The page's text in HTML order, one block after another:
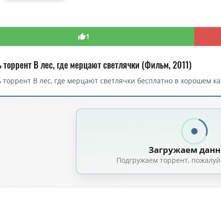
1
торрент В лес, где мерцают светлячки (Фильм, 2011)
торрент В лес, где мерцают светлячки бесплатно в хорошем
— В лес, где мерцают светлячки / Hotarubi no mori e (2011)
лес, где мерцают светлячки / Hotarubi no Mori e / В лесу мерцания
где мерцают светлячки / В лесу мерцания светлячков / Hotarubi
лес, где мерцают светлячки / Hotarubi no Mori e (2011) BDRip 1080p
no Mori e / To the Forest of Firefly Lights / В лес, где мерцают
Загружаем
Подгружаем торрент,